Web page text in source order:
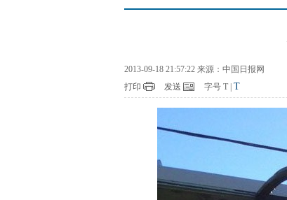
2013-09-18 21:57:22 来源：中国日报网
打印 发送 字号 T T